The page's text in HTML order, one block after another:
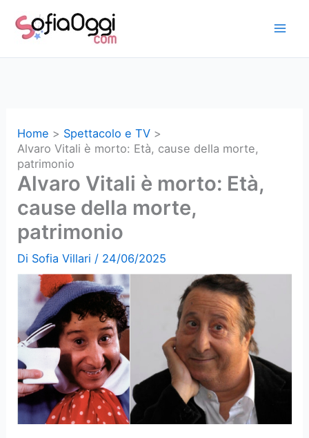
Home
Spettacolo e TV
Alvaro Vitali è morto: Età, cause della morte,
patrimonio
Alvaro Vitali è morto: Età,
cause della morte,
patrimonio
Di Sofia Villari / 24/06/2025